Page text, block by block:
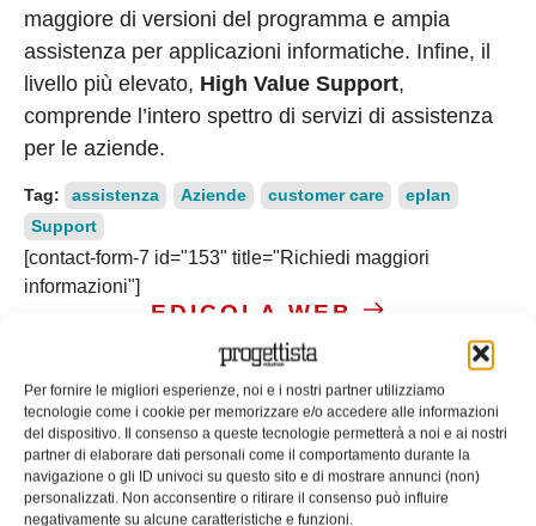
Per fornire le migliori esperienze, noi e i nostri partner utilizziamo
tecnologie come i cookie per memorizzare e/o accedere alle informazioni
del dispositivo. Il consenso a queste tecnologie permetterà a noi e ai nostri
partner di elaborare dati personali come il comportamento durante la
navigazione o gli ID univoci su questo sito e di mostrare annunci (non)
personalizzati. Non acconsentire o ritirare il consenso può influire
negativamente su alcune caratteristiche e funzioni.
maggiore di versioni del programma e ampia
assistenza per applicazioni informatiche. Infine, il
livello più elevato, High Value Support,
comprende l’intero spettro di servizi di assistenza
per le aziende.
Tag: assistenza Aziende customer care
eplan
Support
[contact-form-7 id="153" title="Richiedi maggiori
informazioni"]
EDICOLA WEB
ISCRIVITI ALLA NEWSLETTER